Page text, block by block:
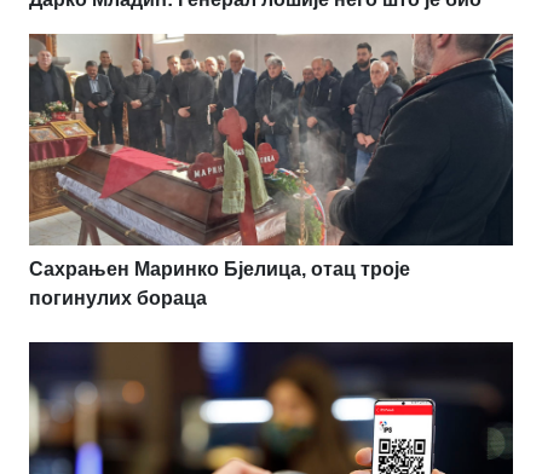
Сахрањен Маринко Бјелица, отац троје
погинулих бораца